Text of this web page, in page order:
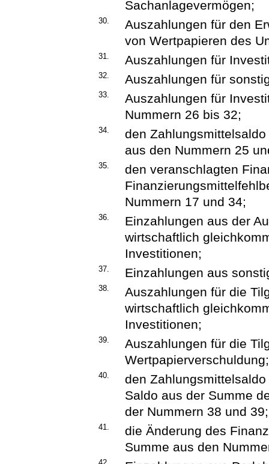
Sachanlagevermögen;
30.
Auszahlungen für den
von Wertpapieren des
31. Auszahlungen für
32. Auszahlungen für
33.
Auszahlungen für
Nummern 26 bis 32;
34.
den
aus den Nummern 25
35.
den veranschlagten
Nummern 17 und 34;
36.
Einzahlungen aus der
wirtschaftlich
Investitionen;
37. Einzahlungen aus
38.
Auszahlungen für die
wirtschaftlich
Investitionen;
39.
Auszahlungen für die
Wertpapierverschuldung;
40.
den
Saldo aus der Summe
der Nummern 38 und 39;
41.
die Änderung des
Summe aus den